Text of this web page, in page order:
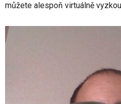
můžete alespoň virtuálně